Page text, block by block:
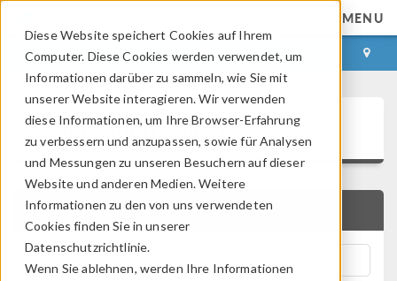
Diese Website speichert Cookies auf Ihrem
Computer. Diese Cookies werden verwendet, um
Informationen darüber zu sammeln, wie Sie mit
unserer Website interagieren. Wir verwenden
diese Informationen, um Ihre Browser-Erfahrung
zu verbessern und anzupassen, sowie für Analysen
und Messungen zu unseren Besuchern auf dieser
Website und anderen Medien. Weitere
Informationen zu den von uns verwendeten
Cookies finden Sie in unserer
Datenschutzrichtlinie.
Wenn Sie ablehnen, werden Ihre Informationen
MENU
ANMELDEN KONTAKT
Application Gallery
SCHNELLSUCHE